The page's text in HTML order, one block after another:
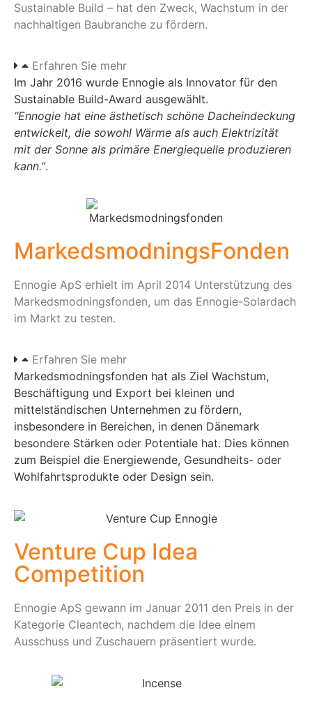
Sustainable Build – hat den Zweck, Wachstum in der
nachhaltigen Baubranche zu fördern.
Erfahren Sie mehr
Im Jahr 2016 wurde Ennogie als Innovator für den
Sustainable Build-Award ausgewählt.
“Ennogie hat eine ästhetisch schöne Dacheindeckung
entwickelt, die sowohl Wärme als auch Elektrizität
mit der Sonne als primäre Energiequelle produzieren
kann.”.
MarkedsmodningsFonden
Ennogie ApS erhielt im April 2014 Unterstützung des
Markedsmodningsfonden, um das Ennogie-Solardach
im Markt zu testen.
Erfahren Sie mehr
Markedsmodningsfonden hat als Ziel Wachstum,
Beschäftigung und Export bei kleinen und
mittelständischen Unternehmen zu fördern,
insbesondere in Bereichen, in denen Dänemark
besondere Stärken oder Potentiale hat. Dies können
zum Beispiel die Energiewende, Gesundheits- oder
Wohlfahrtsprodukte oder Design sein.
Venture Cup Idea
Competition
Ennogie ApS gewann im Januar 2011 den Preis in der
Kategorie Cleantech, nachdem die Idee einem
Ausschuss und Zuschauern präsentiert wurde.